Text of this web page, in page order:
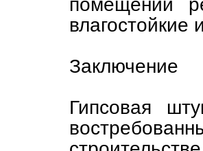
влагостойкие
Заключение
Гипсовая